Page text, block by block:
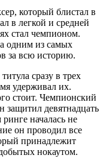
который блистал в
в легкой и средней
стал чемпионом.
одним из самых
за всю историю.
сразу в трех
удерживал их.
стоит. Чемпионский
защитил девятнадцать
началась не
он проводил все
принадлежит
нокаутом.